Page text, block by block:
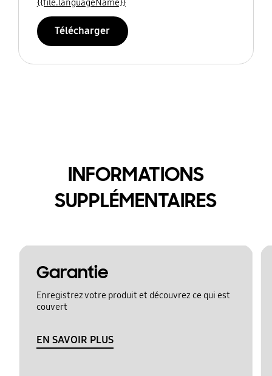
{{file.languageName}}
Télécharger
INFORMATIONS
SUPPLÉMENTAIRES
Garantie
Enregistrez votre produit et découvrez ce qui est
couvert
EN SAVOIR PLUS